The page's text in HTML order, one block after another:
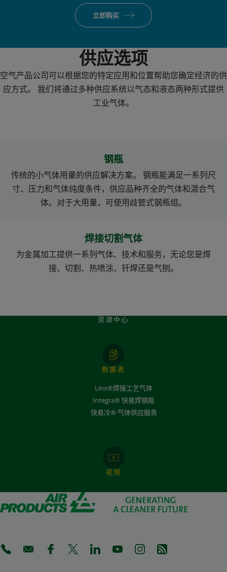
立即购买
供应选项
空气产品公司可以根据您的特定应用和位置帮助您确定经济的供
应方式。 我们将通过多种供应系统以气态和液态两种形式提供
工业气体。
钢瓶
传统的小气体用量的供应解决方案。 钢瓶能满足一系列尺
寸、压力和气体纯度条件，供应品种齐全的气体和混合气
体。对于大用量，可使用歧管式钢瓶组。
焊接切割气体
为金属加工提供一系列气体、技术和服务，无论您是焊
接、切割、热喷涂、钎焊还是气刨。
资源中心
数据表
Linx®焊接工艺气体
Integra® 快易焊钢瓶
快易冷® 气体供应服务
视频
(Opens in a new tab)
(Opens in a new tab)
(Opens in a new tab)
(Opens in a new tab)
(Opens in a new tab)
(Opens in a new tab)
(Opens in a new tab)
(Opens in a new